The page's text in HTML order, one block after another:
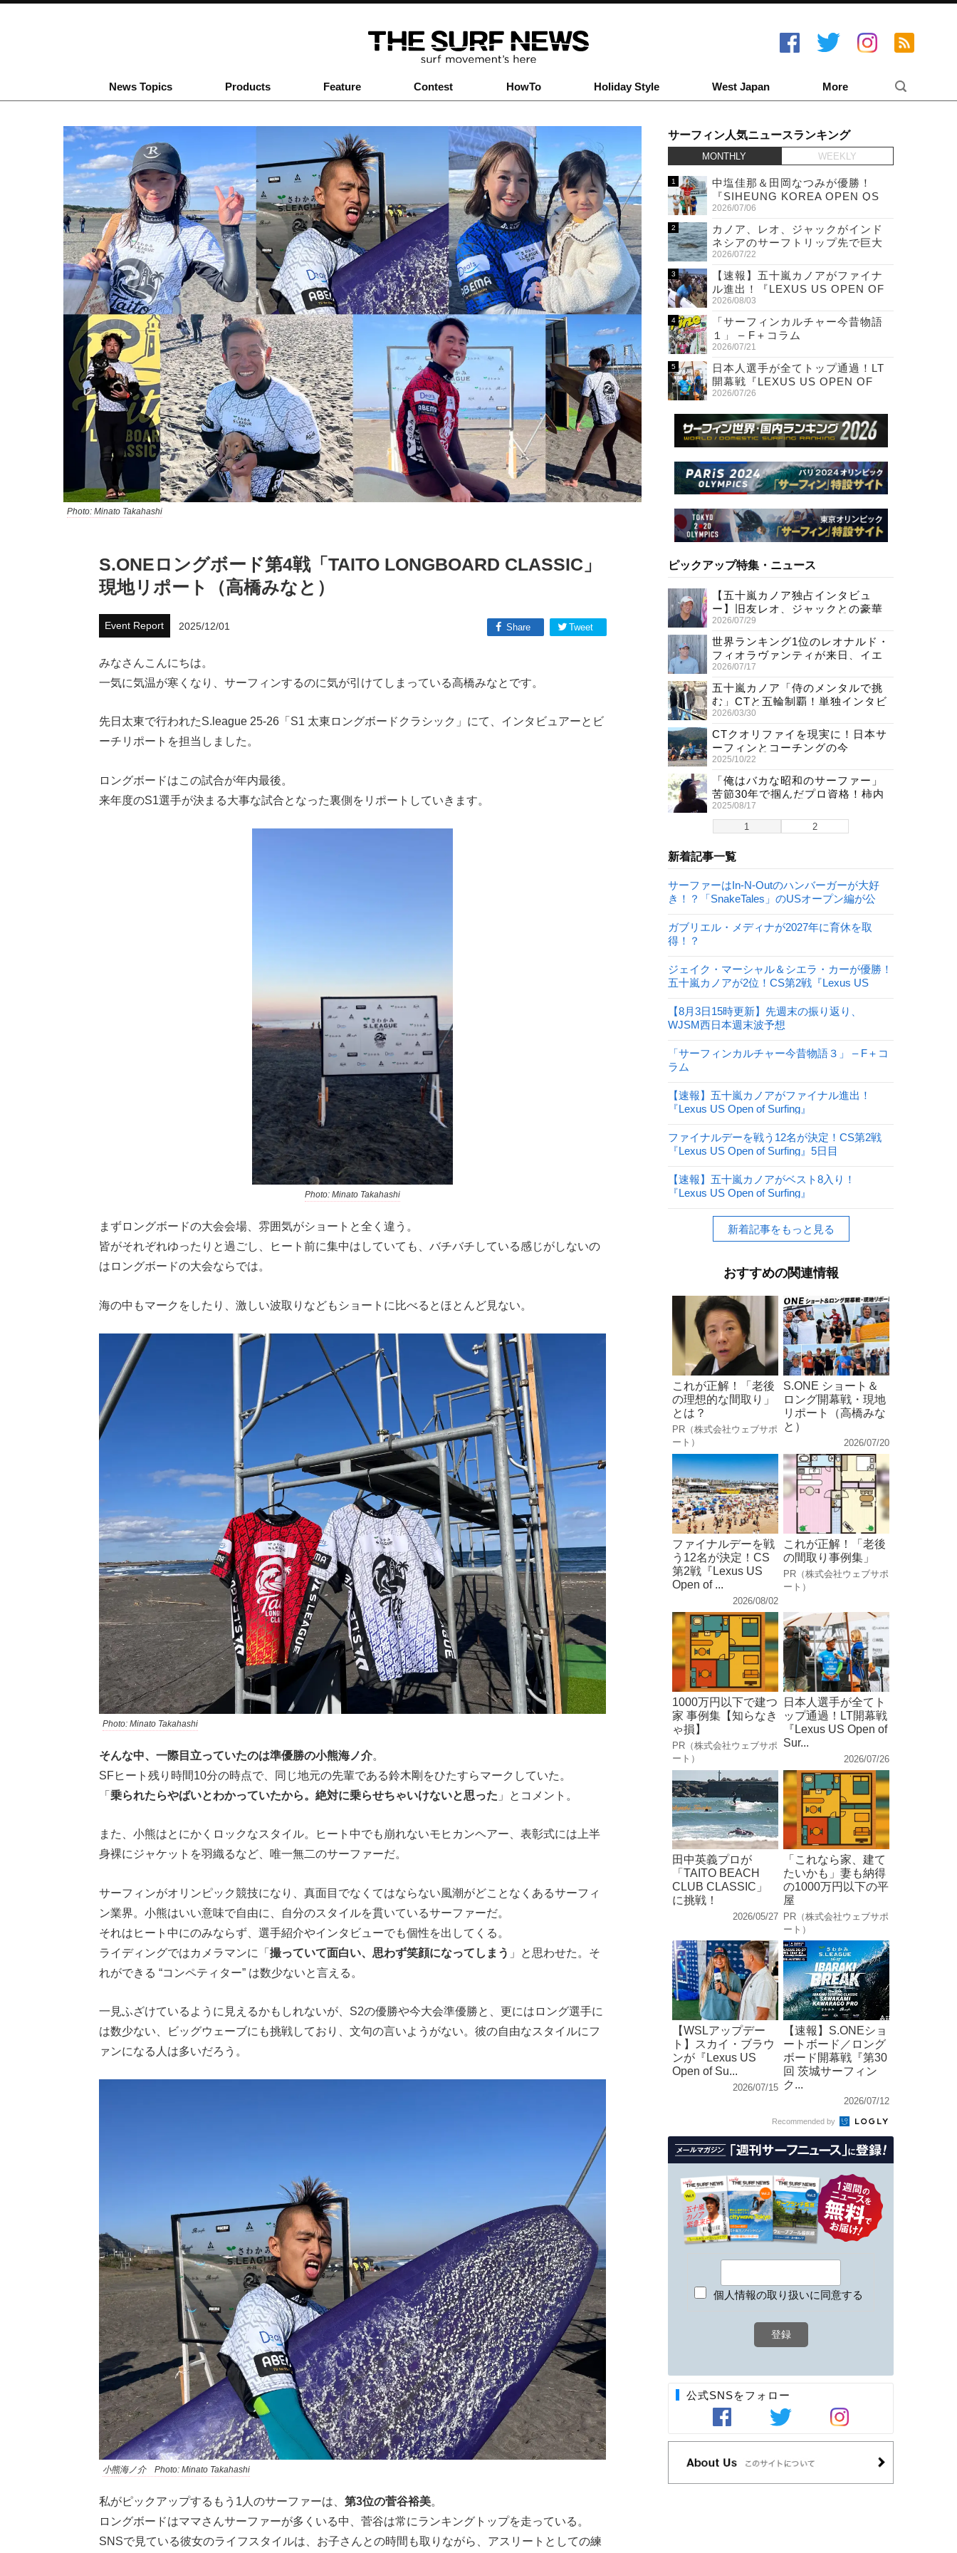
News Topics Products Feature Contest HowTo Holiday Style West Japan More
Photo: Minato Takahashi
S.ONEロングボード第4戦「TAITO LONGBOARD CLASSIC」
現地リポート（高橋みなと）
Event Report 2025/12/01 Tweet
Share
みなさんこんにちは。
一気に気温が寒くなり、サーフィンするのに気が引けてしまっている高橋みなとです。
先日太東で行われたS.league 25-26「S1 太東ロングボードクラシック」にて、インタビュアーとビ
ーチリポートを担当しました。
ロングボードはこの試合が年内最後。
来年度のS1選手が決まる大事な試合となった裏側をリポートしていきます。
Photo: Minato Takahashi
まずロングボードの大会会場、雰囲気がショートと全く違う。
皆がそれぞれゆったりと過ごし、ヒート前に集中はしていても、バチバチしている感じがしないの
はロングボードの大会ならでは。
海の中もマークをしたり、激しい波取りなどもショートに比べるとほとんど見ない。
Photo: Minato Takahashi
そんな中、一際目立っていたのは準優勝の小熊海ノ介。
SFヒート残り時間10分の時点で、同じ地元の先輩である鈴木剛をひたすらマークしていた。
「乗られたらやばいとわかっていたから。絶対に乗らせちゃいけないと思った 」とコメント。
また、小熊はとにかくロックなスタイル。ヒート中でも崩れないモヒカンヘアー、表彰式には上半
身裸にジャケットを羽織るなど、唯一無二のサーファーだ。
サーフィンがオリンピック競技になり、真面目でなくてはならない風潮がどことなくあるサーフィ
ン業界。小熊はいい意味で自由に、自分のスタイルを貫いているサーファーだ。
それはヒート中にのみならず、選手紹介やインタビューでも個性を出してくる。
ライディングではカメラマンに「撮っていて面白い、思わず笑顔になってしまう 」と思わせた。そ
れができる “コンペティター” は数少ないと言える。
一見ふざけているように見えるかもしれないが、S2の優勝や今大会準優勝と、更にはロング選手に
は数少ない、ビッグウェーブにも挑戦しており、文句の言いようがない。彼の自由なスタイルにフ
ァンになる人は多いだろう。
小熊海ノ介 Photo: Minato Takahashi
私がピックアップするもう1人のサーファーは、 第3位の菅谷裕美。
ロングボードはママさんサーファーが多くいる中、菅谷は常にランキングトップを走っている。
SNSで見ている彼女のライフスタイルは、お子さんとの時間も取りながら、アスリートとしての練
サーフィン人気ニュースランキング
MONTHLY WEEKLY
中塩佳那＆田岡なつみが優勝！
『SIHEUNG KOREA OPEN QS
6,000 & LQS』
2026/07/06
カノア、レオ、ジャックがインド
ネシアのサーフトリップ先で巨大
ワニと遭遇！
2026/07/22
【速報】五十嵐カノアがファイナ
ル進出！『LEXUS US OPEN OF
SURFING』
2026/08/03
「サーフィンカルチャー今昔物語
１」 – F＋コラム
2026/07/21
日本人選手が全てトップ通過！LT
開幕戦『LEXUS US OPEN OF
SURFING』初日
2026/07/26
ピックアップ特集・ニュース
1 2
【五十嵐カノア独占インタビュ
ー】旧友レオ、ジャックとの豪華
プライベートセッション
2026/07/29
世界ランキング1位のレオナルド・
フィオラヴァンティが来日、イエ
ロージャージ獲得直後の独占イン
タビュー
2026/07/17
五十嵐カノア「侍のメンタルで挑
む」CTと五輪制覇！単独インタビ
ューで熱弁
2026/03/30
CTクオリファイを現実に！日本サ
ーフィンとコーチングの今
2025/10/22
「俺はバカな昭和のサーファー」
苦節30年で掴んだプロ資格！柿内
聖文(54)の生き様
2025/08/17
新着記事一覧
サーファーはIn-N-Outのハンバーガーが大好
き！？「SnakeTales」のUSオープン編が公
ガブリエル・メディナが2027年に育休を取
得！？
ジェイク・マーシャル＆シエラ・カーが優勝！
五十嵐カノアが2位！CS第2戦『Lexus US
【8月3日15時更新】先週末の振り返り、
WJSM西日本週末波予想
「サーフィンカルチャー今昔物語３」 – F＋コ
ラム
【速報】五十嵐カノアがファイナル進出！
『Lexus US Open of Surfing』
ファイナルデーを戦う12名が決定！CS第2戦
『Lexus US Open of Surfing』5日目
【速報】五十嵐カノアがベスト8入り！
『Lexus US Open of Surfing』
新着記事をもっと見る
おすすめの関連情報
これが正解！「老後
の理想的な間取り」
とは？
PR（株式会社ウェブサポ
ート）
S.ONE ショート＆
ロング開幕戦・現地
リポート（高橋みな
と）
2026/07/20
ファイナルデーを戦
う12名が決定！CS
第2戦『Lexus US
Open of ...
2026/08/02
これが正解！「老後
の間取り事例集」
PR（株式会社ウェブサポ
ート）
1000万円以下で建つ
家 事例集【知らなき
ゃ損】
PR（株式会社ウェブサポ
ート）
日本人選手が全てト
ップ通過！LT開幕戦
『Lexus US Open of
Sur...
2026/07/26
田中英義プロが
「TAITO BEACH
CLUB CLASSIC」
に挑戦！
2026/05/27
「これなら家、建て
たいかも」妻も納得
の1000万円以下の平
屋
PR（株式会社ウェブサポ
ート）
【WSLアップデー
ト】スカイ・ブラウ
ンが『Lexus US
Open of Su...
2026/07/15
【速報】S.ONEショ
ートボード／ロング
ボード開幕戦『第30
回 茨城サーフィン
ク...
2026/07/12
Recommended by
個人情報の取り扱いに同意する
公式SNSをフォロー